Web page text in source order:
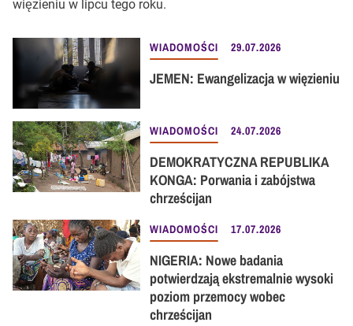
więzieniu w lipcu tego roku.
WIADOMOŚCI 29.07.2026
JEMEN: Ewangelizacja w więzieniu
WIADOMOŚCI 24.07.2026
DEMOKRATYCZNA REPUBLIKA
KONGA: Porwania i zabójstwa
chrześcijan
WIADOMOŚCI 17.07.2026
NIGERIA: Nowe badania
potwierdzają ekstremalnie wysoki
poziom przemocy wobec
chrześcijan